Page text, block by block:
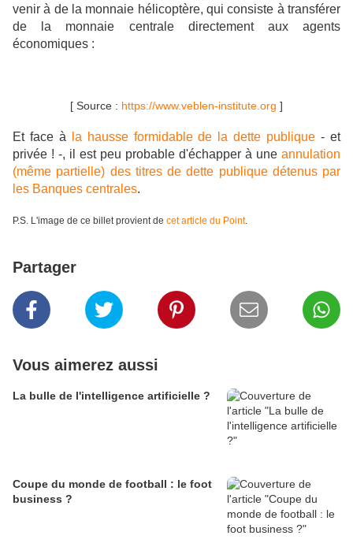
venir à de la monnaie hélicoptère, qui consiste à transférer
de la monnaie centrale directement aux agents
économiques :
[ Source : https://www.veblen-institute.org ]
Et face à la hausse formidable de la dette publique - et
privée ! -, il est peu probable d'échapper à une annulation
(même partielle) des titres de dette publique détenus par
les Banques centrales.
P.S. L'image de ce billet provient de cet article du Point.
Partager
Vous aimerez aussi
La bulle de l'intelligence artificielle ?
Coupe du monde de football : le foot
business ?